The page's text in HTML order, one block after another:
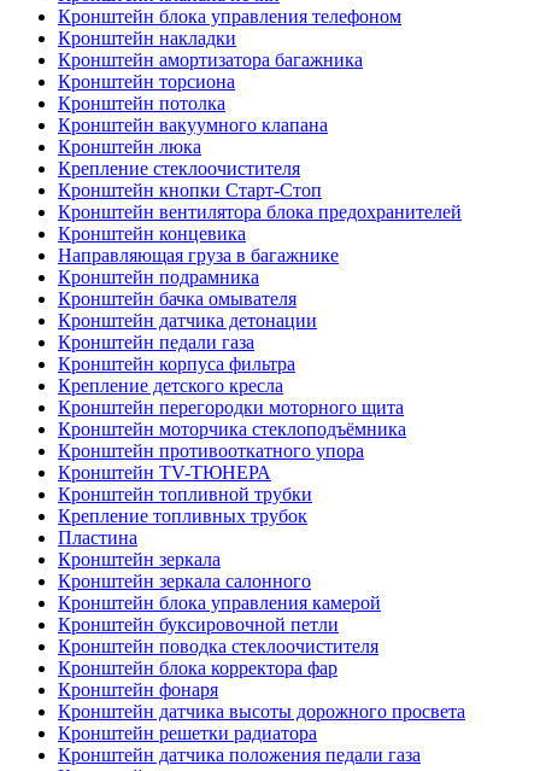
Кронштейн блока управления телефоном
Кронштейн накладки
Кронштейн амортизатора багажника
Кронштейн торсиона
Кронштейн потолка
Кронштейн вакуумного клапана
Кронштейн люка
Крепление стеклоочистителя
Кронштейн кнопки Старт-Стоп
Кронштейн вентилятора блока предохранителей
Кронштейн концевика
Направляющая груза в багажнике
Кронштейн подрамника
Кронштейн бачка омывателя
Кронштейн датчика детонации
Кронштейн педали газа
Кронштейн корпуса фильтра
Крепление детского кресла
Кронштейн перегородки моторного щита
Кронштейн моторчика стеклоподъёмника
Кронштейн противооткатного упора
Кронштейн TV-ТЮНЕРА
Кронштейн топливной трубки
Крепление топливных трубок
Пластина
Кронштейн зеркала
Кронштейн зеркала салонного
Кронштейн блока управления камерой
Кронштейн буксировочной петли
Кронштейн поводка стеклоочистителя
Кронштейн блока корректора фар
Кронштейн фонаря
Кронштейн датчика высоты дорожного просвета
Кронштейн решетки радиатора
Кронштейн датчика положения педали газа